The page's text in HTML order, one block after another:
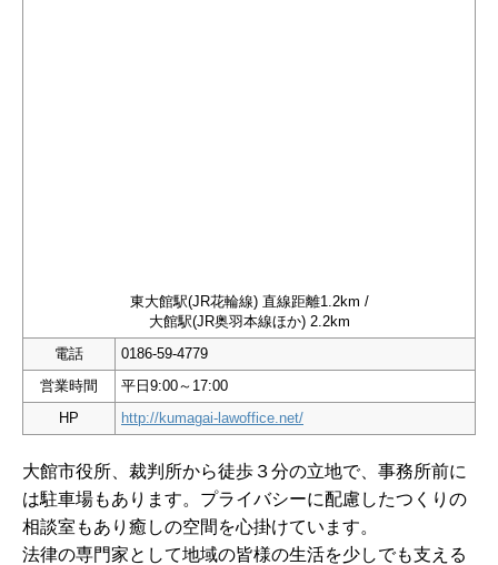
東大館駅(JR花輪線) 直線距離1.2km /
大館駅(JR奥羽本線ほか) 2.2km
電話
0186-59-4779
営業時間
平日9:00～17:00
HP
http://kumagai-lawoffice.net/
大館市役所、裁判所から徒歩３分の立地で、事務所前に
は駐車場もあります。プライバシーに配慮したつくりの
相談室もあり癒しの空間を心掛けています。
法律の専門家として地域の皆様の生活を少しでも支える